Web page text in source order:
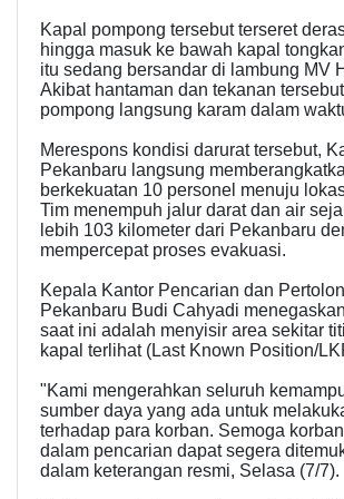
​Kapal pompong tersebut terseret
hingga masuk ke bawah kapal
itu sedang bersandar di lambung MV
Akibat hantaman dan tekanan
pompong langsung karam dalam
​Merespons kondisi darurat tersebut,
Pekanbaru langsung
berkekuatan 10 personel menuju
Tim menempuh jalur darat dan air
lebih 103 kilometer dari Pekanbaru
mempercepat proses evakuasi.
​Kepala Kantor Pencarian dan
Pekanbaru Budi Cahyadi
saat ini adalah menyisir area sekitar
kapal terlihat (Last Known Position/
​"Kami mengerahkan seluruh
sumber daya yang ada untuk
terhadap para korban. Semoga
dalam pencarian dapat segera
dalam keterangan resmi, Selasa (7/7).